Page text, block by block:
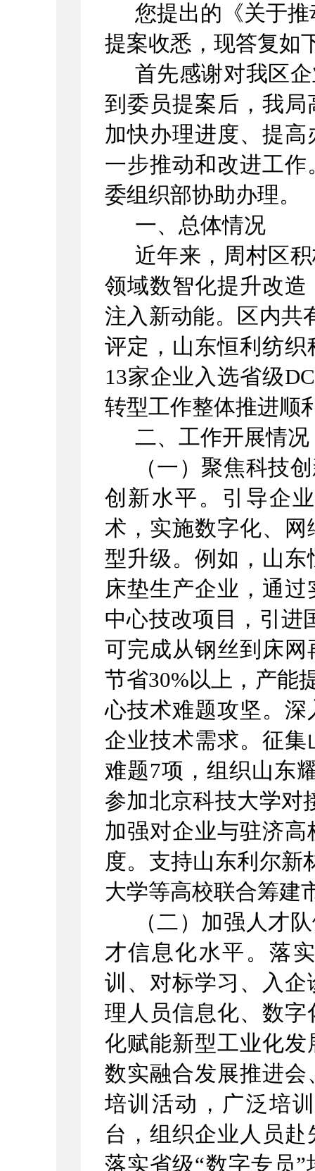
您提出的 《关于
提案收悉，现答复如
首先感谢对我区
到委员提案后，我
加快办理进度、提
一步推动和改进工
委组织部协助办理。
一、总体情况
近年来，周村区
领域数智化提升改
注入新动能。区内共
评定，山东恒利纺
13家企业入选省级
转型工作整体推进顺
二、工作开展情况
（一）聚焦科技
创新水平。引导企
术， 实施数字化、
型升级。例如，山
床垫生产企业，通
中心技改项目，引进
可完成从钢丝到床
节省30%以上，产能
心技术难题攻坚。深
企业技术需求。征
难题7项，组织山东
参加北京科技大学对
加强对企业与驻济
度。支持山东利尔新
大学等高校联合筹建
（二）加强人才
才信息化水平。落
训、对标学习、入
理人员信息化、数字
化赋能新型工业化
数实融合发展推进
培训活动，广泛培
台，组织企业人员
落实省级“数字专员”